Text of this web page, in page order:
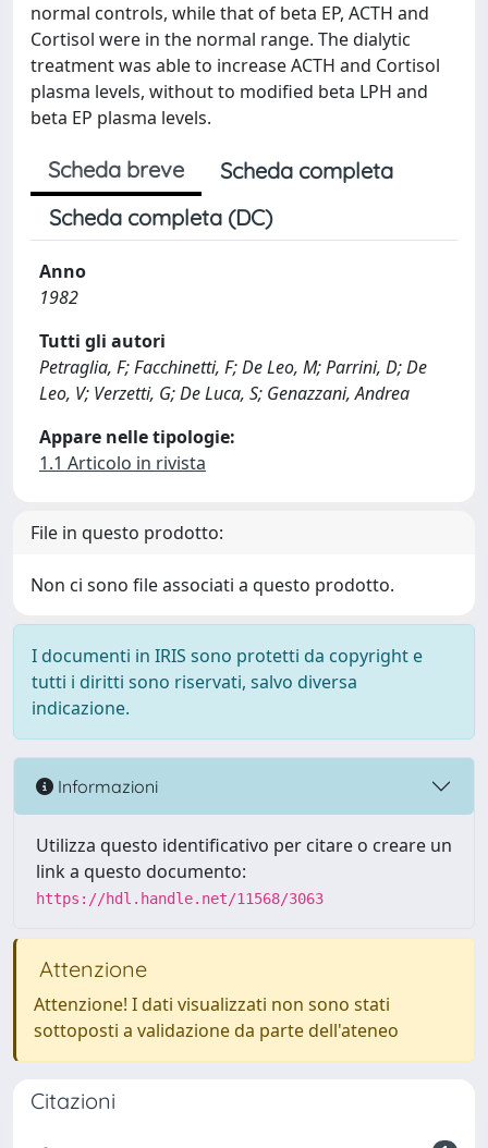
normal controls, while that of beta EP, ACTH and
Cortisol were in the normal range. The dialytic
treatment was able to increase ACTH and Cortisol
plasma levels, without to modified beta LPH and
beta EP plasma levels.
Scheda breve
Scheda completa
Scheda completa (DC)
Anno
1982
Tutti gli autori
Petraglia, F; Facchinetti, F; De Leo, M; Parrini, D; De
Leo, V; Verzetti, G; De Luca, S; Genazzani, Andrea
Appare nelle tipologie:
1.1 Articolo in rivista
File in questo prodotto:
Non ci sono file associati a questo prodotto.
I documenti in IRIS sono protetti da copyright e
tutti i diritti sono riservati, salvo diversa
indicazione.
Informazioni
Utilizza questo identificativo per citare o creare un
link a questo documento:
https://hdl.handle.net/11568/3063
Attenzione
Attenzione! I dati visualizzati non sono stati
sottoposti a validazione da parte dell'ateneo
Citazioni